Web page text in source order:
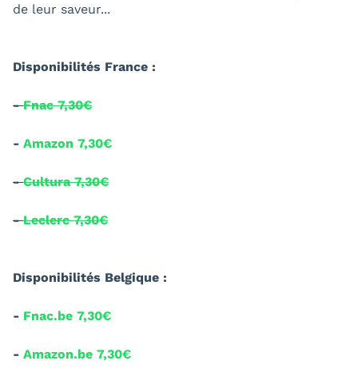
de leur saveur...
Disponibilités France :
-Fnac 7,30€
- Amazon 7,30€
-Cultura 7,30€
-Leclerc 7,30€
Disponibilités Belgique :
- Fnac.be 7,30€
- Amazon.be 7,30€